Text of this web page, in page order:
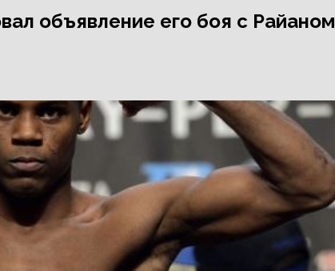
объявление его боя с Райаном